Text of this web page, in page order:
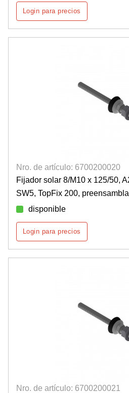
Login para precios
Nro. de artículo: 6700200020
Fijador solar 8/M10 x 125/50,
SW5, TopFix 200,
disponible
Login para precios
Nro. de artículo: 6700200021